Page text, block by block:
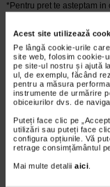
Acest site utilizează
Pe lângă cookie-urile
site web, folosim cookie-
pe site-ul nostru și ajută
ul, de exemplu, făcând
pentru a măsura
instrumente de urmărire
obiceiurilor dvs. de
Puteți face clic pe
utilizări sau puteți face
configura opțiunile. Vă
retrage consimțământul
Mai multe detalii aici.
*Pentru pret te asteptam
CELE MAI
Boli
In
emotionala
Timp de citire:4 minute,